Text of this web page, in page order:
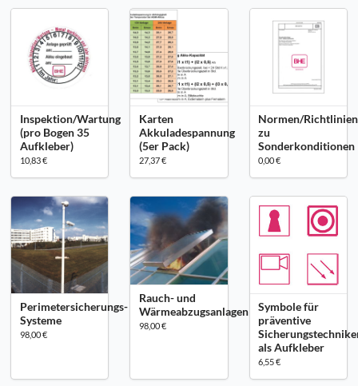
Inspektion/Wartung
(pro Bogen 35
Aufkleber)
10,83 €
Karten
Akkuladespannung
(5er Pack)
27,37 €
Normen/Richtlinien
zu
Sonderkonditionen
0,00 €
Perimetersicherungs-
Systeme
98,00 €
Rauch- und
Wärmeabzugsanlagen
98,00 €
Symbole für
präventive
als Aufkleber
6,55 €